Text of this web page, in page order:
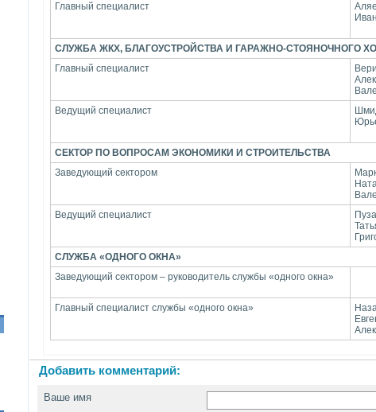
Главный специалист
СЛУЖБА ЖКХ, БЛАГОУСТРОЙСТВА И ГАРАЖНО-СТОЯНОЧНОГО
Главный специалист
Ведущий специалист
СЕКТОР ПО ВОПРОСАМ ЭКОНОМИКИ И СТРОИТЕЛЬСТВА
Заведующий сектором
Ведущий специалист
СЛУЖБА «ОДНОГО ОКНА»
Заведующий сектором – руководитель службы «одного окна»
Главный специалист службы «одного окна»
Добавить комментарий:
Ваше имя